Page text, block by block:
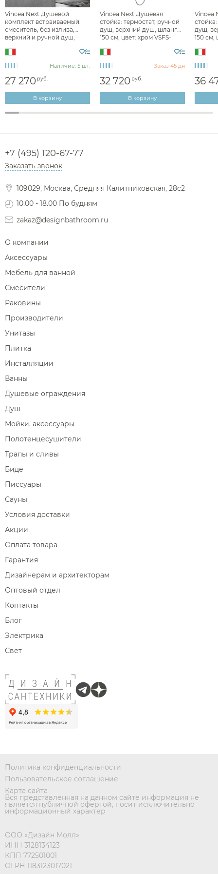
Vincea Next Душевой
комплект встраиваемый:
смеситель, без излива,
верхний и ручной душ,
Наличие: 5 шт.
27 270 руб.
В корзину
Vincea Next Душевая
стойка: термостат, ручной
душ, верхний душ, шланг
150 см, цвет: хром VSFS-
Заказ 45 дн
32 720 руб.
В корзину
Vincea
душ,
150 см,
36
+7 (495) 120-67-77
Заказать звонок
109029, Москва, Средняя Калитниковская, 28с2
10.00 - 18.00 По будням
zakaz@designbathroom.ru
О компании
Аксессуары
Мебель для ванной
Смесители
Раковины
Производители
Унитазы
Плитка
Инсталляции
Ванны
Душевые ограждения
Душ
Мойки, аксессуары
Полотенцесушители
Трапы и сливы
Биде
Писсуары
Сауны
Условия доставки
Акции
Оплата товара
Гарантия
Дизайнерам и архитекторам
Оптовый отдел
Контакты
Блог
Электрика
Свет
Политика конфиденциальности
Пользовательское соглашение
Карта сайта
Вся представленная на данном сайте информация не
является публичной офертой, носит исключительно
информационный характер
ООО «Дизайн Молл»
ИНН 3128134123
КПП 772501001
ОГРН 1183123017021